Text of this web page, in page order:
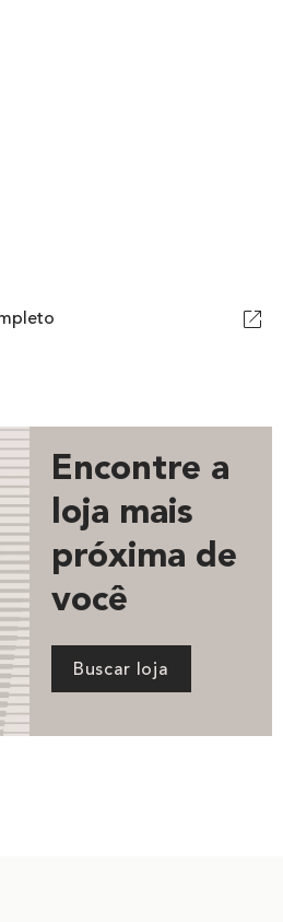
Encontre a
loja mais
próxima de
você
Buscar loja